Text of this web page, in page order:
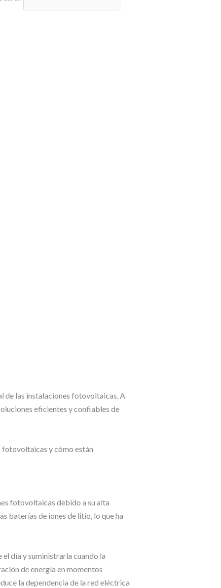
de las instalaciones fotovoltaicas. A
eficientes y confiables de
fotovoltaicas y cómo están
fotovoltaicas debido a su alta
baterías de iones de litio, lo que ha
el día y suministrarla cuando la
de energía en momentos
la dependencia de la red eléctrica